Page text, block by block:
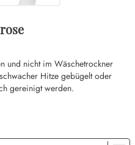
und nicht im Wäschetrockner
Hitze gebügelt oder
gereinigt werden.